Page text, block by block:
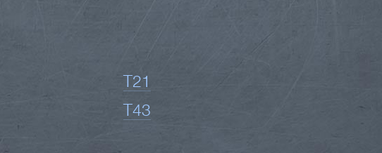
Т21
Т43